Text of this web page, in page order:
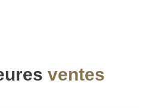
ventes